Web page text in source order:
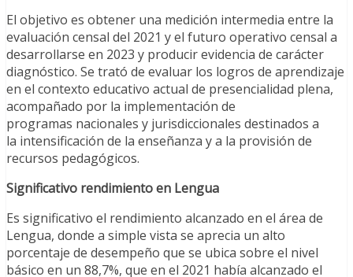
El objetivo es obtener una medición intermedia entre la
evaluación censal del 2021 y el futuro operativo censal a
desarrollarse en 2023 y producir evidencia de carácter
diagnóstico. Se trató de evaluar los logros de aprendizaje
en el contexto educativo actual de presencialidad plena,
acompañado por la implementación de
programas nacionales y jurisdiccionales destinados a
la intensificación de la enseñanza y a la provisión de
recursos pedagógicos.
Significativo rendimiento en Lengua
Es significativo el rendimiento alcanzado en el área de
Lengua, donde a simple vista se aprecia un alto
porcentaje de desempeño que se ubica sobre el nivel
básico en un 88,7%, que en el 2021 había alcanzado el